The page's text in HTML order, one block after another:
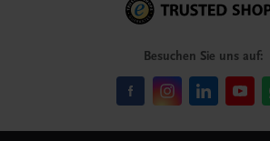
Besuchen Sie uns auf: